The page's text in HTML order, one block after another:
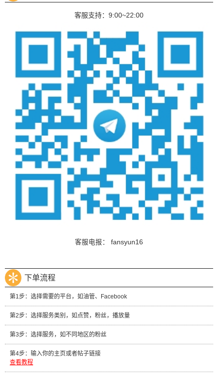
客服支持：9:00~22:00
客服电报： fansyun16
下单流程
第1步：选择需要的平台，如油管、Facebook
第2步：选择服务类别，如点赞，粉丝，播放量
第3步：选择服务，如不同地区的粉丝
第4步：输入你的主页或者帖子链接
查看教程